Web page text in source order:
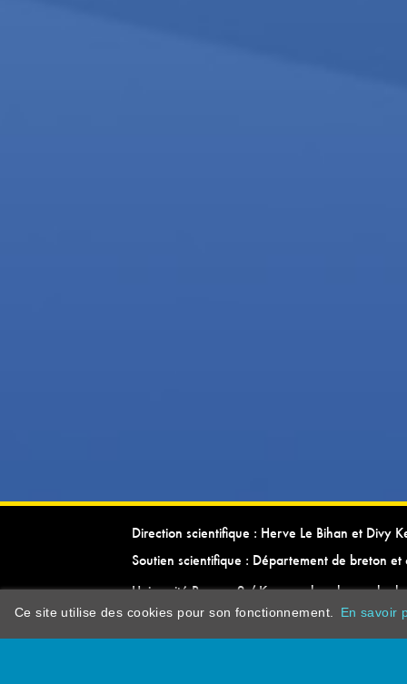
Direction scientifique : Herve Le Bihan et Divy
Soutien scientifique : Département de breton et
Université Rennes 2 / Kevrenn brezhoneg ha
Ce site utilise des cookies pour son fonctionnement. En savoir